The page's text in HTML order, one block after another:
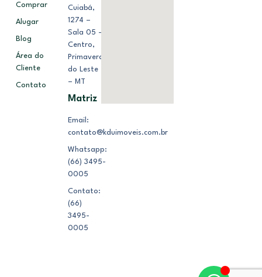
Comprar
Alugar
Blog
Área do
Cliente
Contato
Cuiabá,
1274 –
Sala 05 –
Centro,
Primavera
do Leste
– MT
Matriz
Email:
contato@kduimoveis.com.br
Whatsapp:
(66) 3495-
0005
Contato:
(66)
3495-
0005